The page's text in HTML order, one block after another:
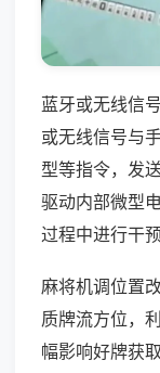
蓝牙或无线信
或无线信号与
型等指令，发
驱动内部微型
过程中进行干
麻将机调位置
质牌流方位，
幅影响好牌获